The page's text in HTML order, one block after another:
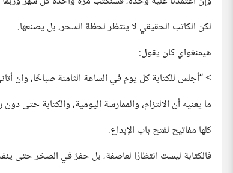
لكن الكاتب الحقيقي لا ينتظر لحظة السحر، بل يصنعها.
هيمنغواي كان يقول:
> “أجلس للكتابة كل يوم في الساعة الثامنة صباحًا، وإن
ما يعنيه أن الالتزام، والممارسة اليومية، والكتابة حتى
كلها مفاتيح لفتح باب الإبداع.
فالكتابة ليست انتظارًا لعاصفة، بل حفرٌ في الصخر حتى